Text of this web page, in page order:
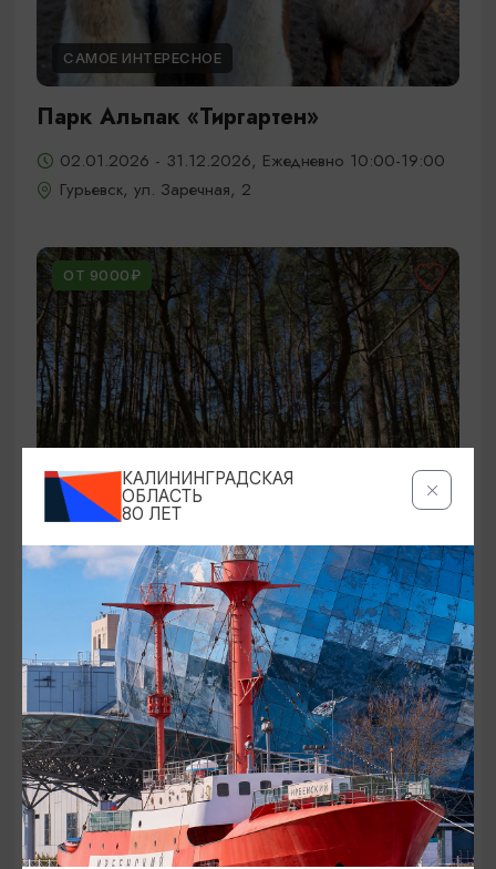
САМОЕ ИНТЕРЕСНОЕ
Парк Альпак «Тиргартен»
02.01.2026 - 31.12.2026, Ежедневно 10:00-19:00
Гурьевск, ул. Заречная, 2
ОТ 9000₽
ЭКСКУРСИИ УЧРЕЖДЕНИЙ КУЛЬТУРЫ
Аудиоспектакль «Истории Куршской
косы»
01.02.2026 - 31.12.2026, 13:00
Куршская коса
ОТ 2500₽
КАЛИНИНГРАДСКАЯ
ОБЛАСТЬ
80 ЛЕТ